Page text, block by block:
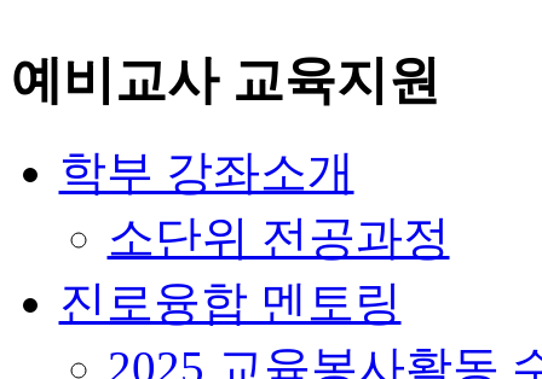
예비교사 교육지원
학부 강좌소개
소단위 전공과정
진로융합 멘토링
2025 교육봉사활동